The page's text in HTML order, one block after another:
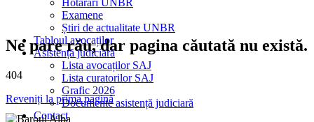
Hotărâri UNBR
Examene
Știri de actualitate UNBR
Tabloul avocaților
Asistență judiciară
Lista avocaților SAJ
Lista curatorilor SAJ
Grafic 2026
Documente asistență judiciară
Contact
Ne pare rău, dar pagina căutată nu există.
404
Reveniți la prima pagină